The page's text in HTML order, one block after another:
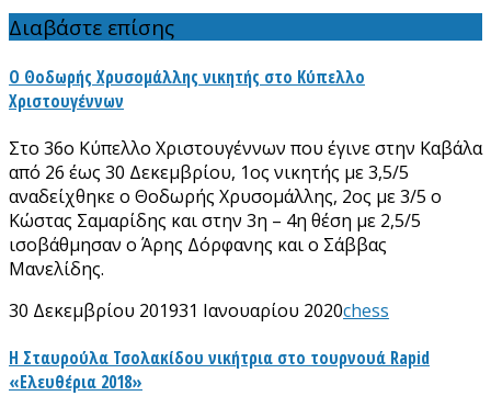
Διαβάστε επίσης
Ο Θοδωρής Χρυσομάλλης νικητής στο Κύπελλο
Χριστουγέννων
Στο 36ο Κύπελλο Χριστουγέννων που έγινε στην Καβάλα
από 26 έως 30 Δεκεμβρίου, 1ος νικητής με 3,5/5
αναδείχθηκε ο Θοδωρής Χρυσομάλλης, 2ος με 3/5 ο
Κώστας Σαμαρίδης και στην 3η – 4η θέση με 2,5/5
ισοβάθμησαν ο Άρης Δόρφανης και ο Σάββας
Μανελίδης.
30 Δεκεμβρίου 201931 Ιανουαρίου 2020chess
Η Σταυρούλα Τσολακίδου νικήτρια στο τουρνουά Rapid
«Ελευθέρια 2018»